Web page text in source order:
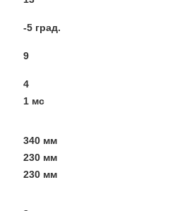
-5 град.
9
4
1 мс
340 мм
230 мм
230 мм